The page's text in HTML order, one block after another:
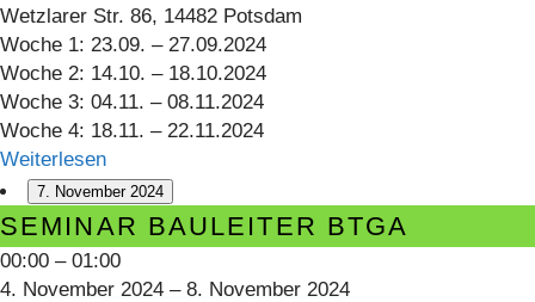
Wetzlarer Str. 86, 14482 Potsdam
Woche 1: 23.09. – 27.09.2024
Woche 2: 14.10. – 18.10.2024
Woche 3: 04.11. – 08.11.2024
Woche 4: 18.11. – 22.11.2024
Weiterlesen
7. November 2024
Seminar
Bauleiter
BTGA
SEMINAR BAULEITER BTGA
00:00 – 01:00
4. November 2024 – 8. November 2024